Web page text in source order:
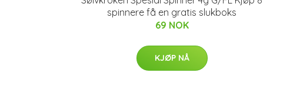
spinnere få en gratis slukboks
69 NOK
KJØP NÅ